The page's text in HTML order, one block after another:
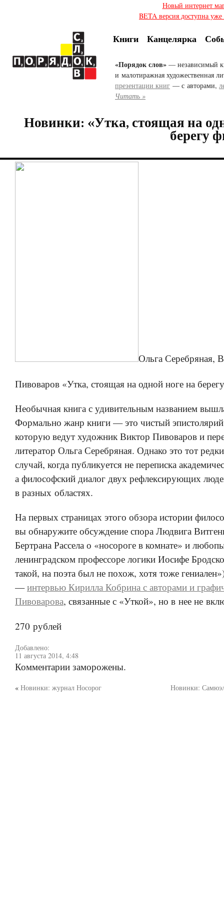
Новый интернет
BETA версия доступна
Книги Канцелярка
«Порядок слов» — независимый
и малотиражная художественная
презентации книг — с авторами,
Читать »
Новинки: «Утка, стоящая на
берегу
Ольга Серебряная,
Пивоваров «Утка, стоящая на одной ноге на
Необычная книга с удивительным названием
Формально жанр книги — это чистый
которую ведут художник Виктор Пивоваров и
литератор Ольга Серебряная. Однако это тот
случай, когда публикуется не переписка
а философский диалог двух рефлексирующих
в разных областях.
На первых страницах этого обзора истории
вы обнаружите обсуждение спора Людвига
Бертрана Рассела о «носороге в комнате» и
ленинградском профессоре логики Иосифе
такой, на поэта был не похож, хотя тоже
—интервью Кирилла Кобрина с авторами и
Пивоварова, связанные с «Уткой», но в нее не
270 рублей
Добавлено:
11 августа 2014, 4:48
Комментарии заморожены.
« Новинки: журнал Носорог Новинки: